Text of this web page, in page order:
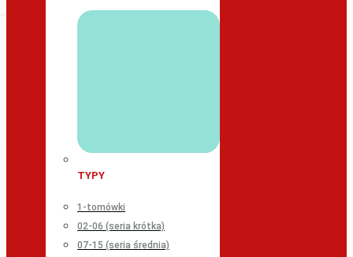
TYPY
1-tomówki
02-06 (seria krótka)
07-15 (seria średnia)